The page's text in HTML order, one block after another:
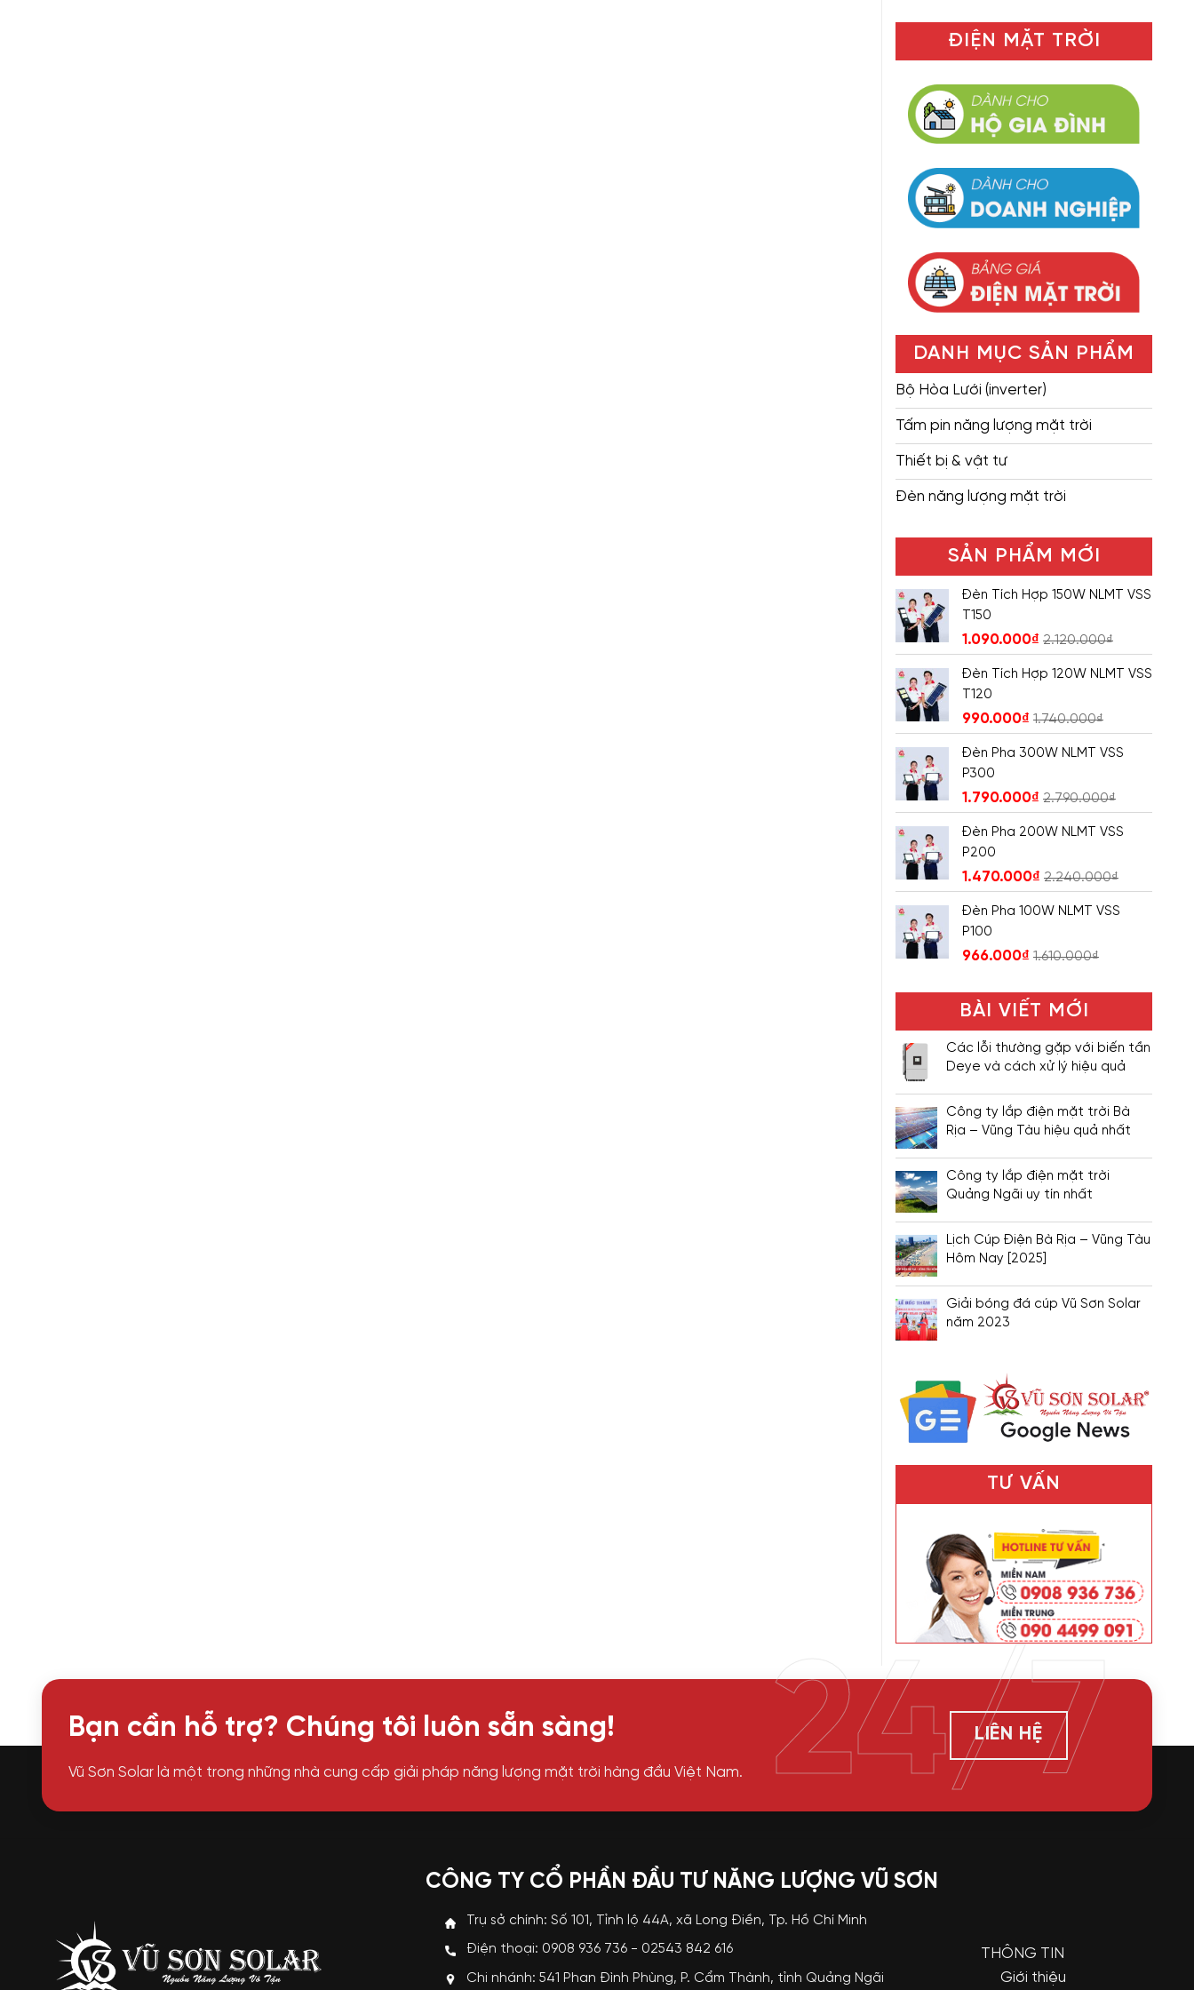
ĐIỆN MẶT TRỜI
DANH MỤC SẢN PHẨM
Bộ Hòa Lưới (inverter)
Tấm pin năng lượng mặt trời
Thiết bị & vật tư
Đèn năng lượng mặt trời
SẢN PHẨM MỚI
Đèn Tích Hợp 150W NLMT VSS
T150
1.090.000₫ 2.120.000₫
Đèn Tích Hợp 120W NLMT VSS
T120
990.000₫ 1.740.000₫
Đèn Pha 300W NLMT VSS
P300
1.790.000₫ 2.790.000₫
Đèn Pha 200W NLMT VSS
P200
1.470.000₫ 2.240.000₫
Đèn Pha 100W NLMT VSS
P100
966.000₫ 1.610.000₫
BÀI VIẾT MỚI
Các lỗi thường gặp với biến tần
Deye và cách xử lý hiệu quả
Công ty lắp điện mặt trời Bà
Rịa – Vũng Tàu hiệu quả nhất
Công ty lắp điện mặt trời
Quảng Ngãi uy tín nhất
Lịch Cúp Điện Bà Rịa – Vũng Tàu
Hôm Nay [2025]
Giải bóng đá cúp Vũ Sơn Solar
năm 2023
TƯ VẤN
Bạn cần hỗ trợ? Chúng tôi luôn sẵn sàng!
Vũ Sơn Solar là một trong những nhà cung cấp giải pháp năng lượng mặt trời hàng đầu Việt Nam.
LIÊN HỆ
24/7
CÔNG TY CỔ PHẦN ĐẦU TƯ NĂNG LƯỢNG VŨ SƠN
Trụ sở chính: Số 101, Tỉnh lộ 44A, xã Long Điền, Tp. Hồ Chí Minh
Điện thoại: 0908 936 736 - 02543 842 616
Chi nhánh: 541 Phan Đình Phùng, P. Cẩm Thành, tỉnh Quảng Ngãi
THÔNG TIN
Giới thiệu